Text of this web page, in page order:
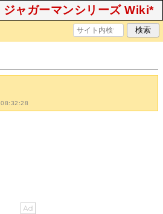
ジャガーマンシリーズ Wiki*